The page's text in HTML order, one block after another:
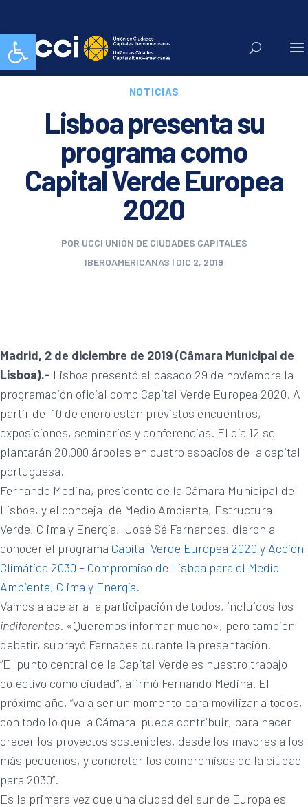
Abrir barra de herramientas
NOTICIAS
Lisboa presenta su
programa como
Capital Verde Europea
2020
POR UCCI UNIÓN DE CIUDADES CAPITALES
IBEROAMERICANAS | DIC 2, 2019
Madrid, 2 de diciembre de 2019 (Câmara Municipal de
Lisboa).- Lisboa presentó el pasado 29 de noviembre la
programación oficial como Capital Verde Europea 2020. A
partir del 10 de enero están previstos encuentros,
exposiciones, seminarios y conferencias. El día 12 se
plantarán 20.000 árboles en cuatro espacios de la capital
portuguesa.
Fernando Medina, presidente de la Câmara Municipal de
Lisboa, y el concejal de Medio Ambiente, Estructura
Verde, Clima y Energía, José Sá Fernandes, dieron a
conocer el programa Capital Verde Europea 2020 y Acción
Climática 2030 – Compromiso de Lisboa para el Medio
Ambiente, Clima y Energía.
Vamos a apelar a la participación de todos, incluidos los
indiferentes. «Queremos informar mucho», pero también
debatir, subrayó Fernades durante la presentación.
“El punto central de la Capital Verde es nuestro trabajo
colectivo como ciudad”, afirmó Fernando Medina. El
próximo año, “va a ser un momento para movilizar a todos,
con todo lo que la Cámara pueda contribuir, para hacer
crecer los proyectos sostenibles, desde los mayores a los
más pequeños, y concretar los compromisos de la ciudad
para 2030”.
Es la primera vez que una ciudad del sur de Europa es